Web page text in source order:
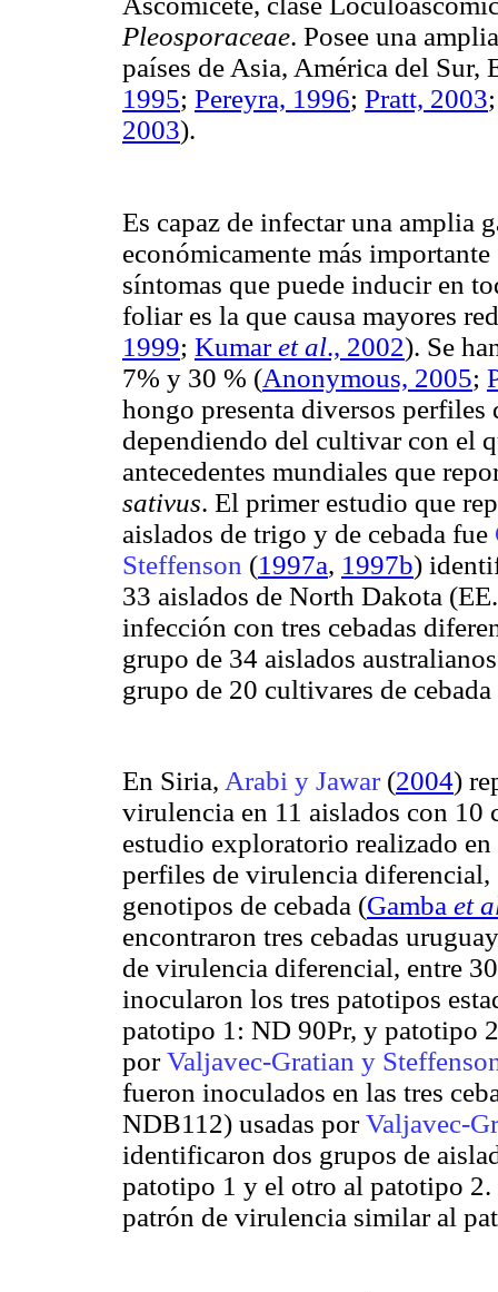
Pleosporaceae. Posee una
países de Asia, América del
1995; Pereyra, 1996; Pratt, 2003
2003).
Es capaz de infectar una amplia
económicamente más
síntomas que puede inducir en
foliar es la que causa mayores
1999; Kumaret al., 2002). Se
7% y 30 % (Anonymous, 2005;
hongo presenta diversos
dependiendo del cultivar con el
antecedentes mundiales que
sativus. El primer estudio que
aislados de trigo y de cebada fue
Steffenson (1997a, 1997b)
33 aislados de North Dakota
infección con tres cebadas
grupo de 34 aislados
grupo de 20 cultivares de cebada
En Siria, Arabi y Jawar (2004)
virulencia en 11 aislados con 10
estudio exploratorio realizado
perfiles de virulencia
genotipos de cebada (Gamba et
encontraron tres cebadas
de virulencia diferencial, entre
inocularon los tres patotipos
patotipo 1: ND 90Pr, y patotipo
porValjavec-Gratian y
fueron inoculados en las tres
NDB112) usadas porValjavec-
identificaron dos grupos de
patotipo 1 y el otro al patotipo
patrón de virulencia similar al